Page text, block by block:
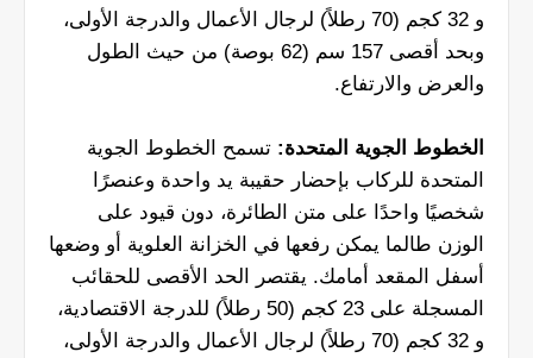
و 32 كجم (70 رطلاً) لرجال الأعمال والدرجة الأولى،
وبحد أقصى 157 سم (62 بوصة) من حيث الطول
والعرض والارتفاع.
الخطوط الجوية المتحدة: تسمح الخطوط الجوية
المتحدة للركاب بإحضار حقيبة يد واحدة وعنصرًا
شخصيًا واحدًا على متن الطائرة، دون قيود على
الوزن طالما يمكن رفعها في الخزانة العلوية أو وضعها
أسفل المقعد أمامك. يقتصر الحد الأقصى للحقائب
المسجلة على 23 كجم (50 رطلاً) للدرجة الاقتصادية،
و 32 كجم (70 رطلاً) لرجال الأعمال والدرجة الأولى،